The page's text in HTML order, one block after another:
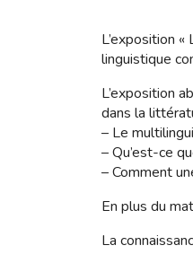
L’exposition
linguistique
L’exposition
dans la
– Le
– Qu’est-ce
– Comment
En plus du
La